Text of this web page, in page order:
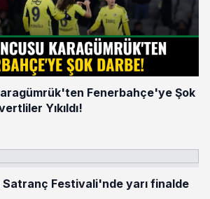
Fenerbahçe'ye Şok
Yıkıldı!
Festivali'nde yarı finalde